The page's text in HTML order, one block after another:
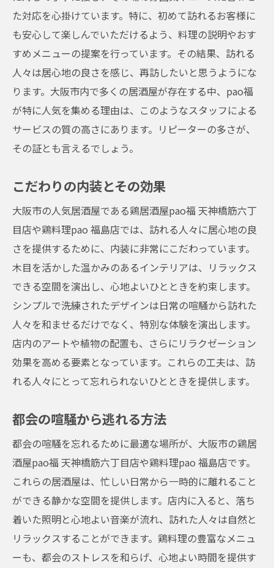
た対応を心掛けています。特に、初めて訪れるお客様に
も安心して楽しんでいただけるよう、料理の説明やおす
すめメニューの提案を行っています。その結果、訪れる
人々は居心地の良さを感じ、再訪したいと思うようにな
ります。大阪市内で多くの居酒屋が存在する中、pao福
が特に人気を集める理由は、このようなスタッフによる
サービスの質の高さにあります。リピーターの多さが、
その証とも言えるでしょう。
こだわりの内装とその効果
大阪市の人気居酒屋である鶏居酒屋pao福 天神橋筋六丁
目店や鶏料理pao 福島店では、訪れる人々に居心地の良
さを提供するために、内装に非常にこだわっています。
木目を活かした温かみのあるインテリアは、リラックス
できる空間を演出し、心地よいひとときを約束します。
シンプルで洗練されたデザインは日常の喧騒から訪れた
人々を和ませるだけでなく、特別な体験を演出します。
店内のアートや植物の配置も、さらにリラクゼーション
効果を高める要素となっています。これらの工夫は、訪
れる人々にとって忘れられないひとときを提供します。
都会の喧騒から逃れる方法
都会の喧騒を忘れるために最適な場所が、大阪市の鶏居
酒屋pao福 天神橋筋六丁目店や鶏料理pao 福島店です。
これらの居酒屋は、忙しい日常から一時的に離れること
ができる静かな空間を提供します。店内に入ると、落ち
着いた照明と心地よい音楽が流れ、訪れた人々は自然と
リラックスすることができます。鶏料理の豊富なメニュ
ーも、都会のストレスを和らげ、心地よい時間を提供す